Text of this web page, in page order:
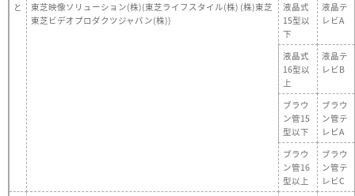
と
東芝映像ソリューション(株)(東芝ライフスタイル(株) (株)東芝
東芝ビデオプロダクツジャパン(株))
液晶式
15型以
下
液晶テ
レビA
液晶式
16型以
上
液晶テ
レビB
ブラウ
ン管15
型以下
ブラウ
ン管テ
レビA
ブラウ
ン管16
型以上
ブラウ
ン管テ
レビC